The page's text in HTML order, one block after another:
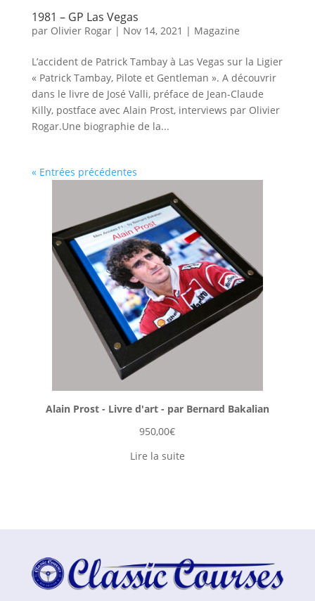
1981 – GP Las Vegas
par Olivier Rogar| Nov 14, 2021 | Magazine
L’accident de Patrick Tambay à Las Vegas sur la Ligier
« Patrick Tambay, Pilote et Gentleman ». A découvrir
dans le livre de José Valli, préface de Jean-Claude
Killy, postface avec Alain Prost, interviews par Olivier
Rogar.Une biographie de la...
« Entrées précédentes
Alain Prost - Livre d'art - par Bernard Bakalian
950,00€
Lire la suite